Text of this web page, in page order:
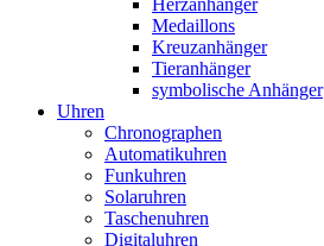
Herzanhänger
Medaillons
Kreuzanhänger
Tieranhänger
symbolische Anhänger
Uhren
Chronographen
Automatikuhren
Funkuhren
Solaruhren
Taschenuhren
Digitaluhren